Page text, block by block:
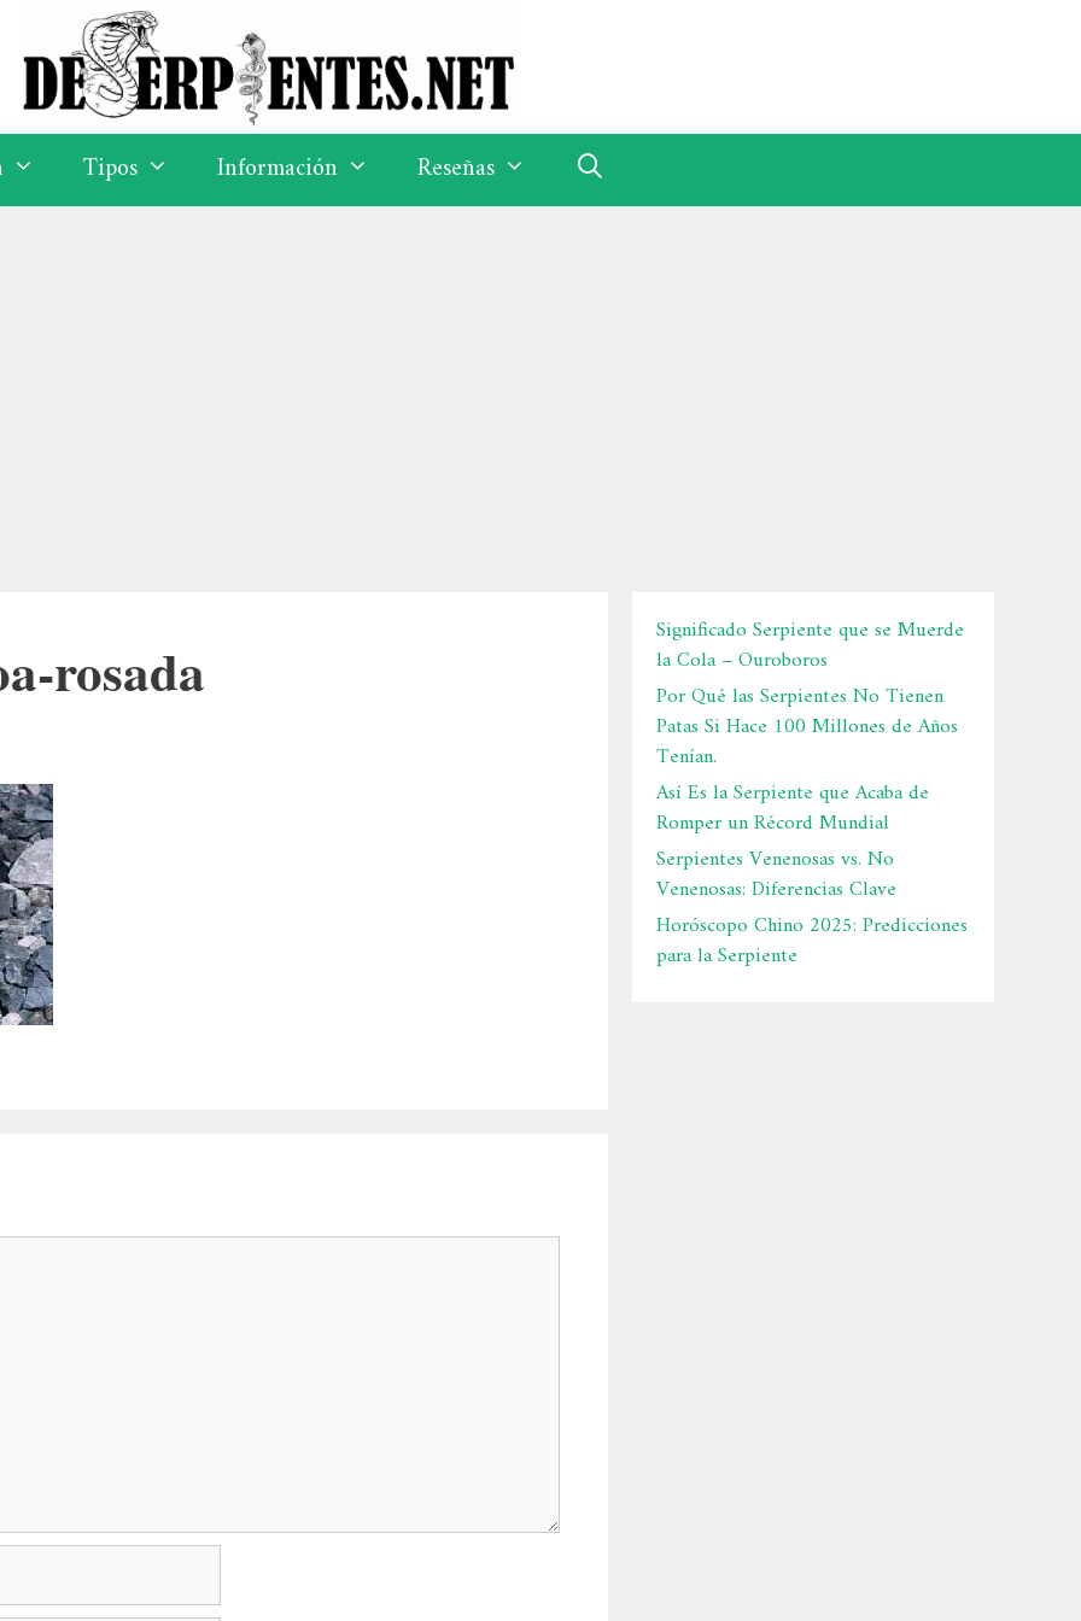
Tipos Información Reseñas
rosada
Significado Serpiente que se Muerde
la Cola – Ouroboros
Por Qué las Serpientes No Tienen
Patas Si Hace 100 Millones de Años
Tenían.
Así Es la Serpiente que Acaba de
Romper un Récord Mundial
Serpientes Venenosas vs. No
Venenosas: Diferencias Clave
Horóscopo Chino 2025: Predicciones
para la Serpiente